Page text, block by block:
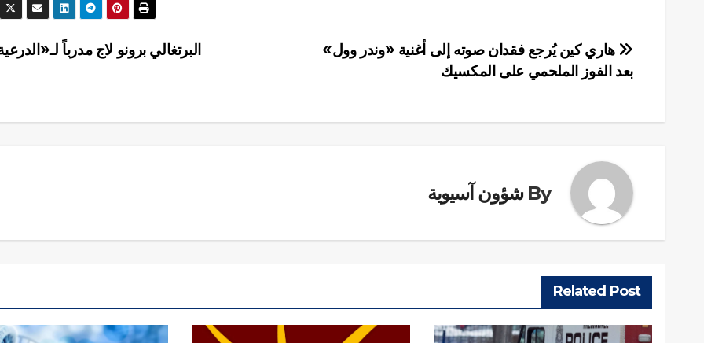
تصفّح
المقالات
البرتغالي برونو لاج مدرباً
هاري كين يُرجع فقدان صوته إلى أغنية «وندر وول»
بعد الفوز الملحمي على المكسيك
By شؤون آسيوية
Related Post